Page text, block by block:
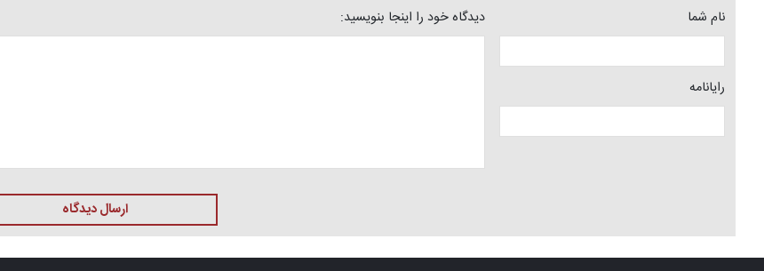
نام شما
رایانامه
دیدگاه خود را اینجا بنویسید:
ارسال دیدگاه